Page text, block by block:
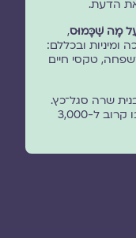
את הדעת.
עַל מָה שֶׁכָּמוּס,
ומיניות ובכללם:
טקסי חיים
על-ידי הרבנית שרה סגל־כץ.
עם הכניסה לשנת 2025 פורסמו בו קרוב ל-3,000